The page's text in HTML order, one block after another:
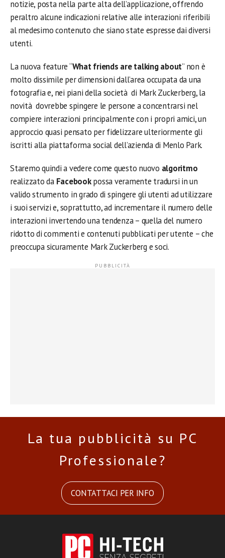
notizie, posta nella parte alta dell’applicazione, offrendo
peraltro alcune indicazioni relative alle interazioni riferibili
al medesimo contenuto che siano state espresse dai diversi
utenti.
La nuova feature “What friends are talking about” non è
molto dissimile per dimensioni dall’area occupata da una
fotografia e, nei piani della società di Mark Zuckerberg, la
novità dovrebbe spingere le persone a concentrarsi nel
compiere interazioni principalmente con i propri amici, un
approccio quasi pensato per fidelizzare ulteriormente gli
iscritti alla piattaforma social dell’azienda di Menlo Park.
Staremo quindi a vedere come questo nuovo algoritmo
realizzato da Facebookpossa veramente tradursi in un
valido strumento in grado di spingere gli utenti ad utilizzare
i suoi servizi e, soprattutto, ad incrementare il numero delle
interazioni invertendo una tendenza – quella del numero
ridotto di commenti e contenuti pubblicati per utente – che
preoccupa sicuramente Mark Zuckerberg e soci.
La tua pubblicità su PC
Professionale?
CONTATTACI PER INFO